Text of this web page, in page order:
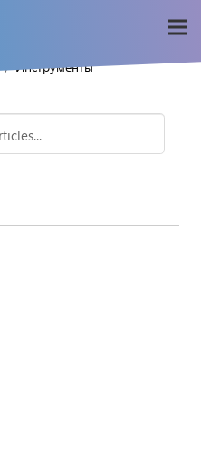
/ Инструменты